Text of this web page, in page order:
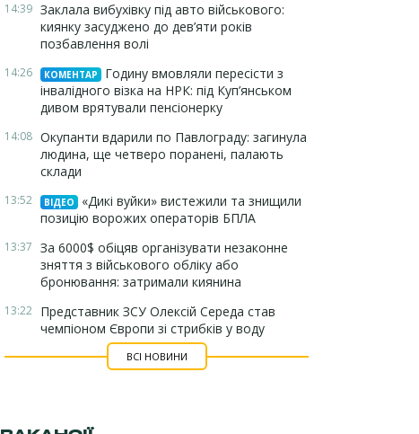
14:39 Заклала вибухівку під авто військового:
киянку засуджено до дев’яти років
позбавлення волі
14:26 КОМЕНТАР
Годину вмовляли пересісти з
інвалідного візка на НРК: під Куп’янськом
дивом врятували пенсіонерку
14:08 Окупанти вдарили по Павлограду: загинула
людина, ще четверо поранені, палають
склади
13:52 ВІДЕО
«Дикі вуйки» вистежили та знищили
позицію ворожих операторів БПЛА
13:37 За 6000$ обіцяв організувати незаконне
зняття з військового обліку або
бронювання: затримали киянина
13:22 Представник ЗСУ Олексій Середа став
чемпіоном Європи зі стрибків у воду
ВСІ НОВИНИ